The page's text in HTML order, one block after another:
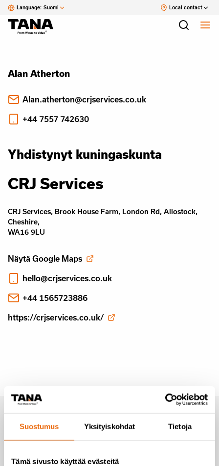
Suostumus Yksityiskohdat Tietoja
Tämä sivusto käyttää evästeitä
Language: Suomi Local contact
Alan Atherton
Alan.atherton@crjservices.co.uk
+44 7557 742630
Yhdistynyt kuningaskunta
CRJ Services
CRJ Services, Brook House Farm, London Rd, Allostock,
Cheshire,
WA16 9LU
Näytä Google Maps
hello@crjservices.co.uk
+44 1565723886
https://crjservices.co.uk/
Tilaa uutiset Tanalta
Emme roskaa, edes postitse.